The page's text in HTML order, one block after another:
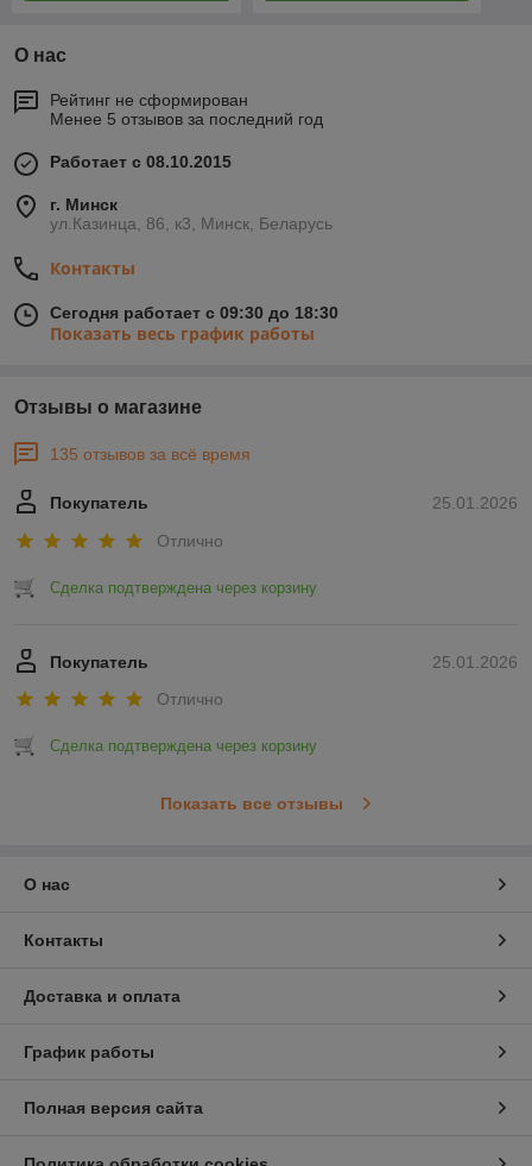
О нас
Рейтинг не сформирован
Менее 5 отзывов за последний год
Работает с 08.10.2015
г. Минск
ул.Казинца, 86, к3, Минск, Беларусь
Контакты
Сегодня работает с 09:30 до 18:30
Показать весь график работы
Отзывы о магазине
135 отзывов за всё время
25.01.2026
Покупатель
Отлично
Сделка подтверждена через корзину
25.01.2026
Покупатель
Отлично
Сделка подтверждена через корзину
Показать все отзывы
О нас
Контакты
Доставка и оплата
График работы
Полная версия сайта